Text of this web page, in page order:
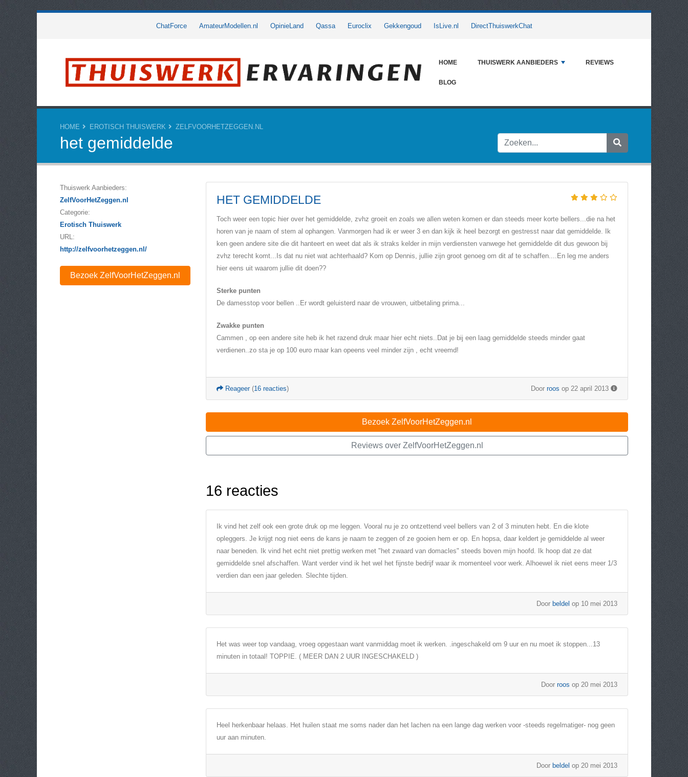
ChatForce AmateurModellen.nl OpinieLand Qassa Euroclix Gekkengoud IsLive.nl DirectThuiswerkChat
HOME THUISWERK AANBIEDERS REVIEWS
BLOG
HOME EROTISCH THUISWERK ZELFVOORHETZEGGEN.NL
het gemiddelde
Thuiswerk Aanbieders:
ZelfVoorHetZeggen.nl
Categorie:
Erotisch Thuiswerk
URL:
http://zelfvoorhetzeggen.nl/
Bezoek ZelfVoorHetZeggen.nl
HET GEMIDDELDE
Toch weer een topic hier over het gemiddelde, zvhz groeit en zoals we allen weten komen er dan steeds meer korte bellers...die na het
horen van je naam of stem al ophangen. Vanmorgen had ik er weer 3 en dan kijk ik heel bezorgt en gestresst naar dat gemiddelde. Ik
ken geen andere site die dit hanteert en weet dat als ik straks kelder in mijn verdiensten vanwege het gemiddelde dit dus gewoon bij
zvhz terecht komt...Is dat nu niet wat achterhaald? Kom op Dennis, jullie zijn groot genoeg om dit af te schaffen....En leg me anders
hier eens uit waarom jullie dit doen??
Sterke punten
De damesstop voor bellen ..Er wordt geluisterd naar de vrouwen, uitbetaling prima...
Zwakke punten
Cammen , op een andere site heb ik het razend druk maar hier echt niets..Dat je bij een laag gemiddelde steeds minder gaat
verdienen..zo sta je op 100 euro maar kan opeens veel minder zijn , echt vreemd!
Door roos op 22 april 2013
Reageer(16 reacties)
Bezoek ZelfVoorHetZeggen.nl
Reviews over ZelfVoorHetZeggen.nl
16 reacties
Ik vind het zelf ook een grote druk op me leggen. Vooral nu je zo ontzettend veel bellers van 2 of 3 minuten hebt. En die klote
opleggers. Je krijgt nog niet eens de kans je naam te zeggen of ze gooien hem er op. En hopsa, daar keldert je gemiddelde al weer
naar beneden. Ik vind het echt niet prettig werken met "het zwaard van domacles" steeds boven mijn hoofd. Ik hoop dat ze dat
gemiddelde snel afschaffen. Want verder vind ik het wel het fijnste bedrijf waar ik momenteel voor werk. Alhoewel ik niet eens meer 1/3
verdien dan een jaar geleden. Slechte tijden.
Door beldel op 10 mei 2013
Het was weer top vandaag, vroeg opgestaan want vanmiddag moet ik werken. .ingeschakeld om 9 uur en nu moet ik stoppen...13
minuten in totaal! TOPPIE. ( MEER DAN 2 UUR INGESCHAKELD )
Door roos op 20 mei 2013
Heel herkenbaar helaas. Het huilen staat me soms nader dan het lachen na een lange dag werken voor -steeds regelmatiger- nog geen
uur aan minuten.
Door beldel op 20 mei 2013